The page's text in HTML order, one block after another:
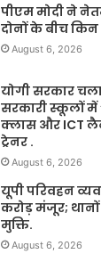
पीएम मोदी ने
दोनों के बीच किन
August 6, 2026
योगी सरकार
सरकारी स्कूलों में
क्लास और ICT
ट्रेनर .
August 6, 2026
यूपी परिवहन
करोड़ मंजूर;
मुक्ति.
August 6, 2026